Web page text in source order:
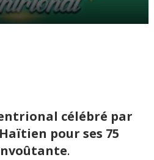
célébré par
pour ses 75
.